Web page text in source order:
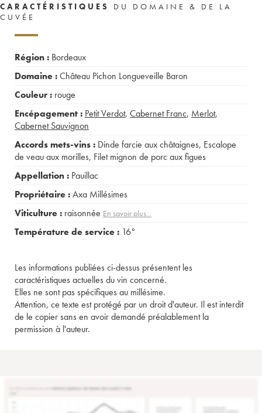
CARACTÉRISTIQUES
DU DOMAINE & DE LA
CUVÉE
Région : Bordeaux
Domaine :Château Pichon Longueveille Baron
Couleur : rouge
Encépagement : Petit Verdot, Cabernet Franc, Merlot,
Cabernet Sauvignon
Accords mets-vins : Dinde farcie aux châtaignes, Escalope
de veau aux morilles, Filet mignon de porc aux figues
Appellation : Pauillac
Propriétaire :Axa Millésimes
Viticulture : raisonnée En savoir plus...
Température de service : 16°
Les informations publiées ci-dessus présentent les
caractéristiques actuelles du vin concerné.
Elles ne sont pas spécifiques au millésime.
Attention, ce texte est protégé par un droit d'auteur. Il est interdit
de le copier sans en avoir demandé préalablement la
permission à l'auteur.